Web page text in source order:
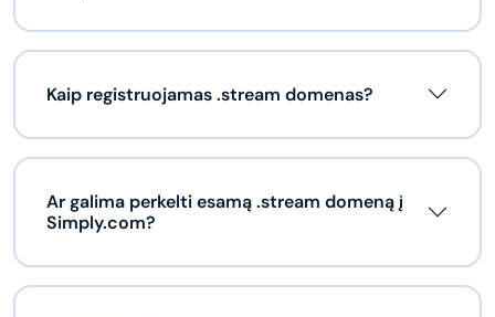
Kaip registruojamas .stream domenas?
Ar galima perkelti esamą .stream domeną į
Simply.com?